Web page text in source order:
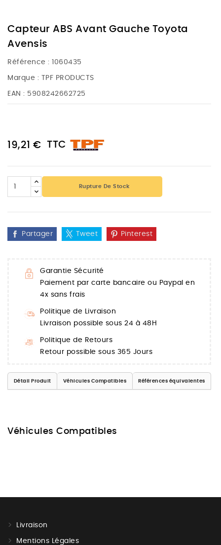
Capteur ABS Avant Gauche Toyota
Avensis
Référence : 1060435
Marque : TPF PRODUCTS
EAN : 5908242662725
19,21 € TTC
Rupture De Stock
Partager Tweet Pinterest
Garantie Sécurité
Paiement par carte bancaire ou Paypal en
4x sans frais
Politique de Livraison
Livraison possible sous 24 à 48H
Politique de Retours
Retour possible sous 365 Jours
Détail Produit Véhicules Compatibles Références équivalentes
Véhicules Compatibles
Livraison
Mentions Légales